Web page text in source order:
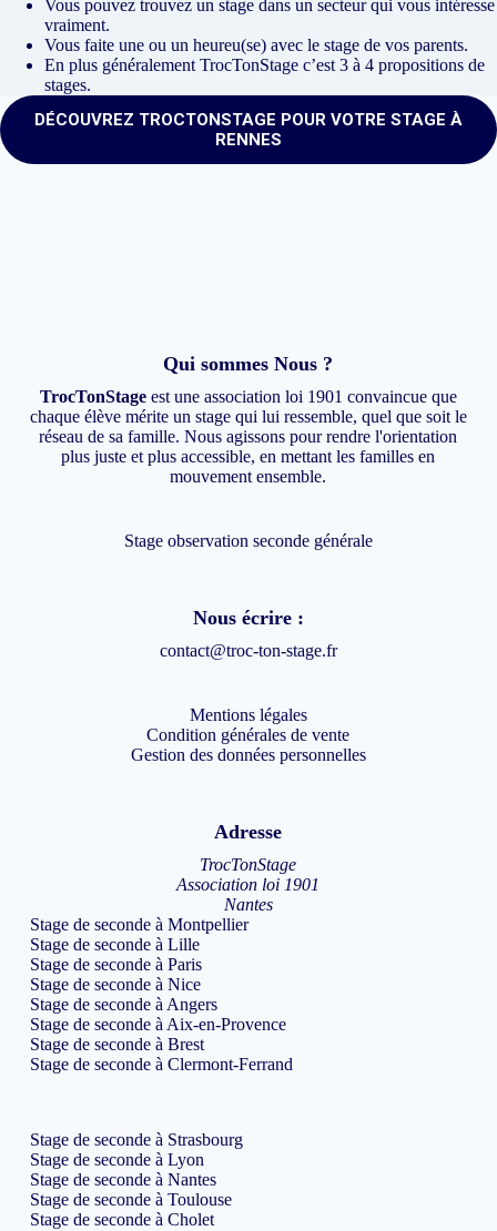
Vous pouvez trouvez un stage dans un secteur qui vous intéresse
vraiment.
Vous faite une ou un heureu(se) avec le stage de vos parents.
En plus généralement TrocTonStage c’est 3 à 4 propositions de
stages.
DÉCOUVREZ TROCTONSTAGE POUR VOTRE STAGE À
RENNES
Qui sommes Nous ?
TrocTonStageest une association loi 1901 convaincue que
chaque élève mérite un stage qui lui ressemble, quel que soit le
réseau de sa famille. Nous agissons pour rendre l'orientation
plus juste et plus accessible, en mettant les familles en
mouvement ensemble.
Stage observation seconde générale
Nous écrire :
contact@troc-ton-stage.fr
Mentions légales
Condition générales de vente
Gestion des données personnelles
Adresse
TrocTonStage
Association loi 1901
Nantes
Stage de seconde à Montpellier
Stage de seconde à Lille
Stage de seconde à Paris
Stage de seconde à Nice
Stage de seconde à Angers
Stage de seconde à Aix-en-Provence
Stage de seconde à Brest
Stage de seconde à Clermont-Ferrand
Stage de seconde à Strasbourg
Stage de seconde à Lyon
Stage de seconde à Nantes
Stage de seconde à Toulouse
Stage de seconde à Cholet